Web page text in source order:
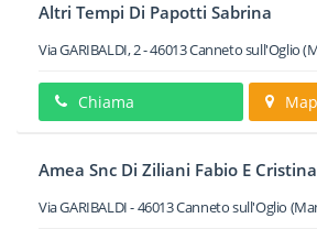
Altri Tempi Di Papotti Sabrina
Via GARIBALDI, 2-46013Canneto sull'Oglio
Chiama
Amea Snc Di Ziliani Fabio E Cristina
Via GARIBALDI-46013Canneto sull'Oglio